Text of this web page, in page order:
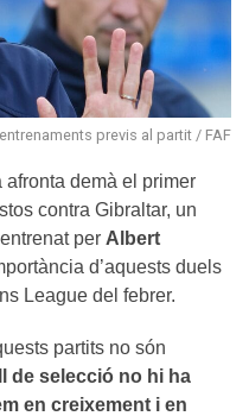
previs al partit / FAF
afronta demà el primer
contra Gibraltar, un
per Albert
d’aquests duels
League del febrer.
partits no són
de selecció no hi ha
en creixement i en